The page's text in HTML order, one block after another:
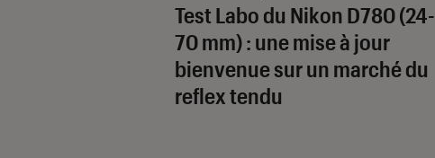
Test Labo du Nikon D780 (24-
70 mm) : une mise à jour
bienvenue sur un marché du
reflex tendu